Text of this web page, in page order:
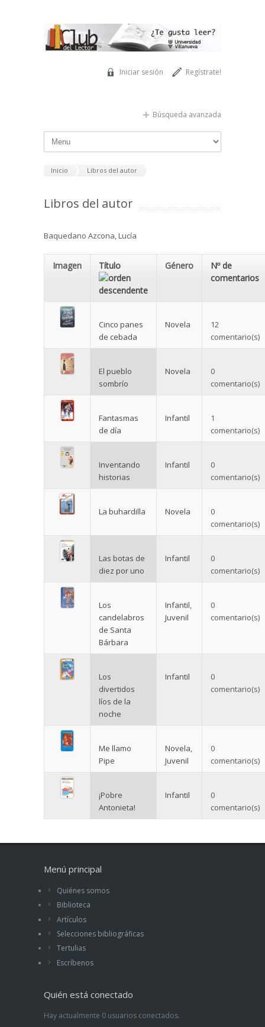
Regístrate!
Iniciar sesión
Búsqueda avanzada
Inicio Libros del autor
Libros del autor
Baquedano Azcona, Lucía
Imagen Título Género
Nº de
comentarios
Cinco panes
de cebada
Novela
12
comentario(s)
El pueblo
sombrío
Novela
0
comentario(s)
Fantasmas
de día
Infantil
1
comentario(s)
Inventando
historias
Infantil
0
comentario(s)
La buhardilla Novela
0
comentario(s)
Las botas de
diez por uno
Infantil
0
comentario(s)
Los
candelabros
de Santa
Bárbara
Infantil,
Juvenil
0
comentario(s)
Los
divertidos
líos de la
noche
Infantil
0
comentario(s)
Me llamo
Pipe
Novela,
Juvenil
0
comentario(s)
¡Pobre
Antonieta!
Infantil
0
comentario(s)
Menú principal
Quiénes somos
Biblioteca
Artículos
Selecciones bibliográficas
Tertulias
Escríbenos
Quién está conectado
Hay actualmente 0 usuarios conectados.